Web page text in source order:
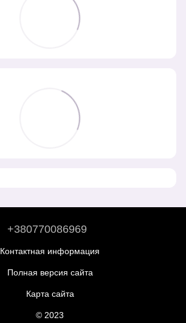
+380770086969
Контактная информация
Полная версия сайта
Карта сайта
© 2023